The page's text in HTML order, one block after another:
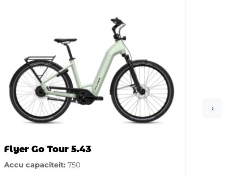
Flyer Go Tour 5.43
Accu capaciteit: 750
›